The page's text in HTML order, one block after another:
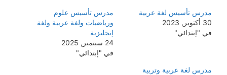
مدرس تأسيس لغة عربية
30 أكتوبر, 2023
في "إبتدائي"
مدرس تأسيس علوم
ورياضيات ولغة عربية ولغة
إنجليزية
24 سبتمبر, 2025
في "إبتدائي"
مدرس لغة عربية وتربية